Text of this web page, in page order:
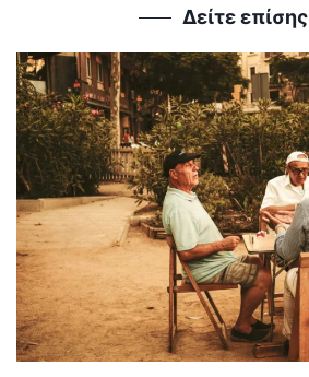
Δείτε επίσης